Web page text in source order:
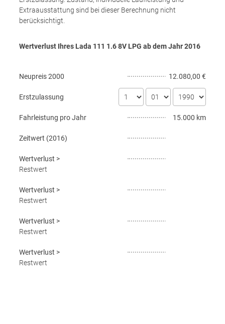
Extraausstattung sind bei dieser Berechnung nicht
berücksichtigt.
Wertverlust Ihres Lada 111 1.6 8V LPG ab dem Jahr2016
Neupreis2000 12.080,00 €
Erstzulassung
Fahrleistung pro Jahr 15.000 km
Zeitwert (2016)
Wertverlust >
Restwert
Wertverlust >
Restwert
Wertverlust >
Restwert
Wertverlust >
Restwert